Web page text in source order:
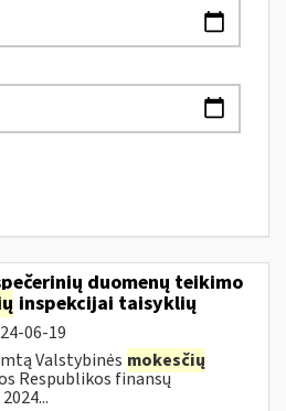
duomenų teikimo
inspekcijai taisyklių
06-19
Valstybinės mokesčių
Respublikos finansų